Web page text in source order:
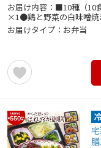
お届け内容：■10種（10
×1●鶏と野菜の白味噌
お届けタイプ：お弁当